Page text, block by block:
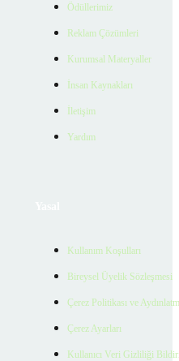
Ödüllerimiz
Reklam Çözümleri
Kurumsal Materyaller
İnsan Kaynakları
İletişim
Yardım
Kullanım Koşulları
Bireysel Üyelik Sözleşmesi
Çerez Politikası ve
Çerez Ayarları
Kullanıcı Veri Gizliliği